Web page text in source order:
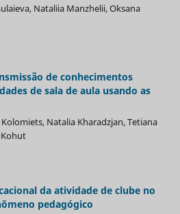
Nataliia Manzhelii, Oksana
de conhecimentos
de sala de aula usando as
Natalia Kharadzjan, Tetiana
da atividade de clube no
pedagógico